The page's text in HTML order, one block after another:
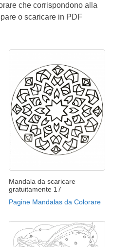
che corrispondono alla
o scaricare in PDF
Mandala da scaricare
gratuitamente 17
Pagine Mandalas da Colorare